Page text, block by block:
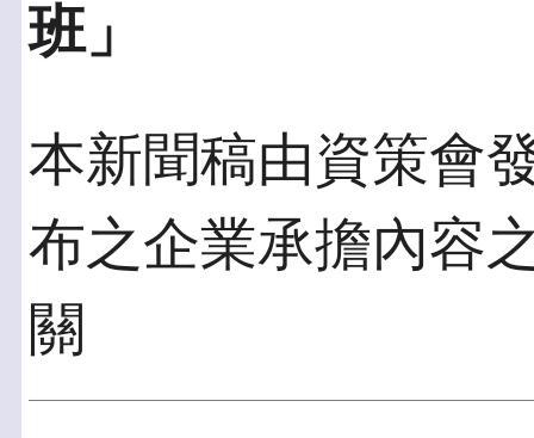
班」
本新聞稿由資策會
布之企業承擔內容
關